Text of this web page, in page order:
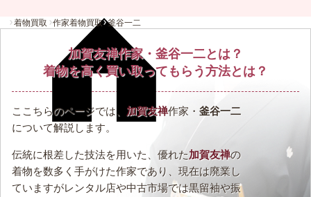
着物買取 作家着物買取 釜谷一二
加賀友禅作家・釜谷一二とは？
着物を高く買い取ってもらう方法とは？
ここちらのページでは、 加賀友禅作家・ 釜谷一二
について解説します。
伝統に根差した技法を用いた、優れた加賀友禅の
着物を数多く手がけた作家であり、現在は廃業し
ていますがレンタル店や中古市場では黒留袖や振